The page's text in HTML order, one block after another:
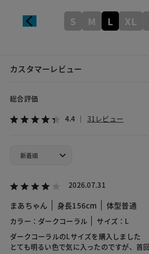
S M L XL
カスタマーレビュー
総合評価
4.4 31レビュー
2026.07.31
まあちゃん 身長156cm 体型普通
カラー：ダークコーラル
サイズ：L
ダークコーラルのLサイズを購入しました
とても明るい色で気に入ったのですが、首